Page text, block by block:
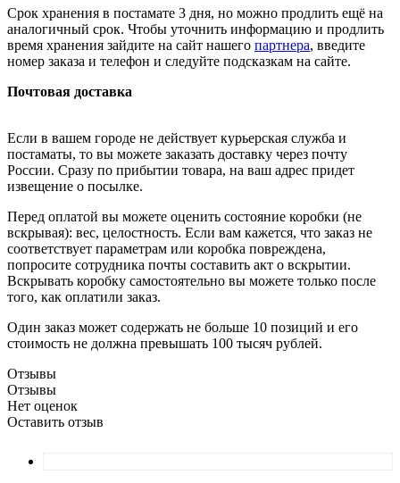
Срок хранения в постамате 3 дня, но можно продлить ещё на
аналогичный срок. Чтобы уточнить информацию и продлить
время хранения зайдите на сайт нашего партнера, введите
номер заказа и телефон и следуйте подсказкам на сайте.
Почтовая доставка
Если в вашем городе не действует курьерская служба и
постаматы, то вы можете заказать доставку через почту
России. Сразу по прибытии товара, на ваш адрес придет
извещение о посылке.
Перед оплатой вы можете оценить состояние коробки (не
вскрывая): вес, целостность. Если вам кажется, что заказ не
соответствует параметрам или коробка повреждена,
попросите сотрудника почты составить акт о вскрытии.
Вскрывать коробку самостоятельно вы можете только после
того, как оплатили заказ.
Один заказ может содержать не больше 10 позиций и его
стоимость не должна превышать 100 тысяч рублей.
Отзывы
Отзывы
Нет оценок
Оставить отзыв